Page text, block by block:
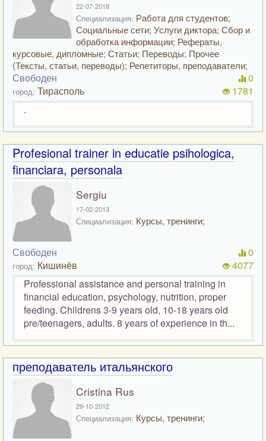
22-07-2018
Специализация: Работа для студентов;
Социальные сети; Услуги диктора; Сбор и
обработка информации; Рефераты,
курсовые, дипломные; Статьи; Переводы; Прочее
(Тексты, статьи, переводы); Репетиторы, преподаватели;
Свободен
город: Тирасполь
0
1781
.
Profesional trainer in educatie psihologica,
financiara, personala
Sergiu
17-02-2013
Специализация: Курсы, тренинги;
Свободен
город: Кишинёв
0
4077
Professional assistance and personal training in
financial education, psychology, nutrition, proper
feeding. Childrens 3-9 years old, 10-18 years old
pre/teenagers, adults. 8 years of experience in th...
преподаватель итальянского
Cristina Rus
29-10-2012
Специализация: Курсы, тренинги;